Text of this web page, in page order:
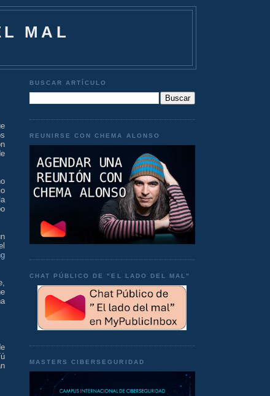
MAL
BUSCAR ARTÍCULO
REUNIRSE CON CHEMA ALONSO
CHAT PÚBLICO DE "EL LADO DEL MAL"
MASTERS CIBERSEGURIDAD